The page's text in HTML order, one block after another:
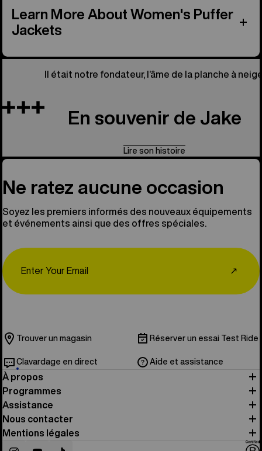
Learn More About Women's Puffer
Jackets
Il était notre fondateur, l’âme de la planche à
En souvenir de Jake
Lire son histoire
Ne ratez aucune occasion
Soyez les premiers informés des nouveaux équipements
et événements ainsi que des offres spéciales.
↗
Trouver un magasin Réserver un essai Test Ride
Clavardage en direct Aide et assistance
À propos
Programmes
Assistance
Nous contacter
Mentions légales